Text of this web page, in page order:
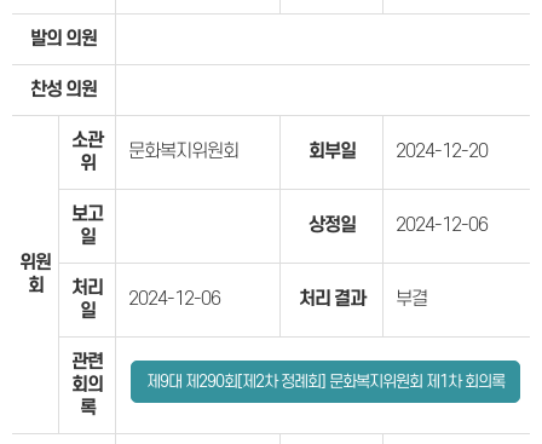
발의 의원
찬성 의원
위원
회
소관
위
문화복지위원회 회부일 2024-12-20
보고
일
상정일 2024-12-06
처리
일
2024-12-06 처리 결과 부결
관련
회의
록
제9대 제290회[제2차 정례회] 문화복지위원회 제1차 회의록